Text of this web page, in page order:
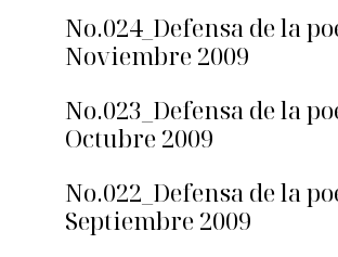
No.024_Defensa de la
Noviembre 2009
No.023_Defensa de la
Octubre 2009
No.022_Defensa de la
Septiembre 2009